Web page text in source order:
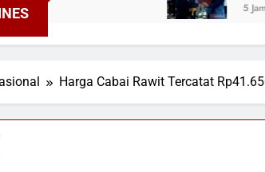
5 Jam Ago
Harga Cabai Rawit Tercatat